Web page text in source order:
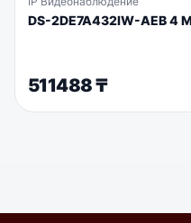
DS-2DE7A432IW-AEB 4
511488₸